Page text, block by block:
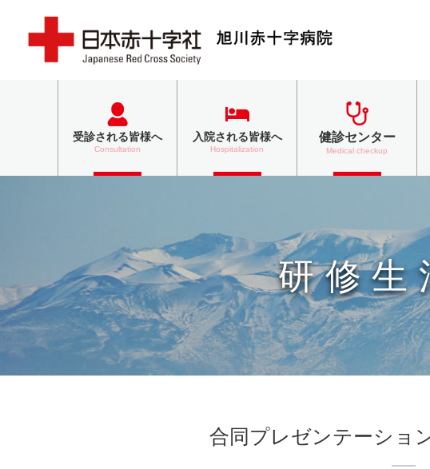
受診される皆様へ
Consultation
入院される皆様へ
Hospitalization
健診センター
Medical checkup
研修
合同プレゼンテーショ